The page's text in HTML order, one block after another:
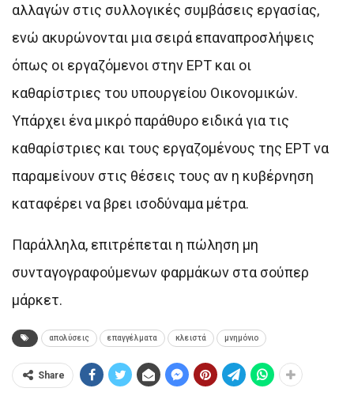
αλλαγών στις συλλογικές συμβάσεις εργασίας,
ενώ ακυρώνονται μια σειρά επαναπροσλήψεις
όπως οι εργαζόμενοι στην ΕΡΤ και οι
καθαρίστριες του υπουργείου Οικονομικών.
Yπάρχει ένα μικρό παράθυρο ειδικά για τις
καθαρίστριες και τους εργαζομένους της ΕΡΤ να
παραμείνουν στις θέσεις τους αν η κυβέρνηση
καταφέρει να βρει ισοδύναμα μέτρα.
Παράλληλα, επιτρέπεται η πώληση μη
συνταγογραφούμενων φαρμάκων στα σούπερ
μάρκετ.
απολύσεις επαγγέλματα κλειστά μνημόνιο
Share